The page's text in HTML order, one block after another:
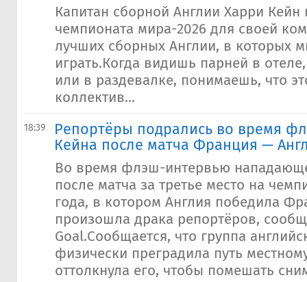
Капитан сборной Англии Харри Кейн
чемпионата мира-2026 для своей
лучших сборных Англии, в которых
играть.Когда видишь парней в
или в раздевалке, понимаешь, что
коллектив...
18:39
Репортёры подрались во время
Кейна после матча Франция —
Во время флэш-интервью
после матча за третье место на
года, в котором Англия победила
произошла драка репортёров,
Goal.Сообщается, что группа
физически преградила путь
оттолкнула его, чтобы помешать